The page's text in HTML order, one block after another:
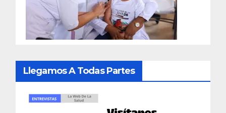
Llegamos A Todas Partes